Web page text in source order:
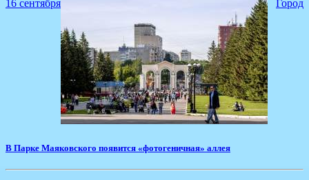
16 сентября Город
В Парке Маяковского появится «фотогеничная» аллея